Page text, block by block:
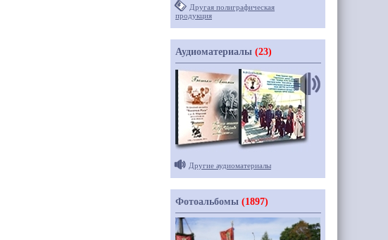
Другая полиграфическая
продукция
Аудиоматериалы (23)
Другие аудиоматериалы
Фотоальбомы (1897)